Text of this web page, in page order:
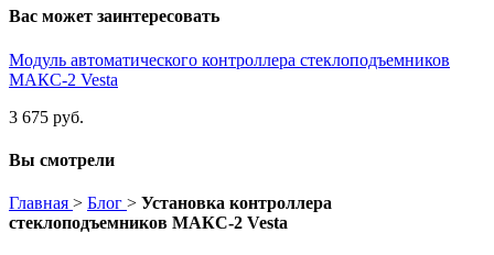
Вас может заинтересовать
Модуль автоматического контроллера стеклоподъемников
МАКС-2 Vesta
3 675 руб.
Вы смотрели
Главная > Блог > Установка контроллера
стеклоподъемников МАКС-2 Vesta